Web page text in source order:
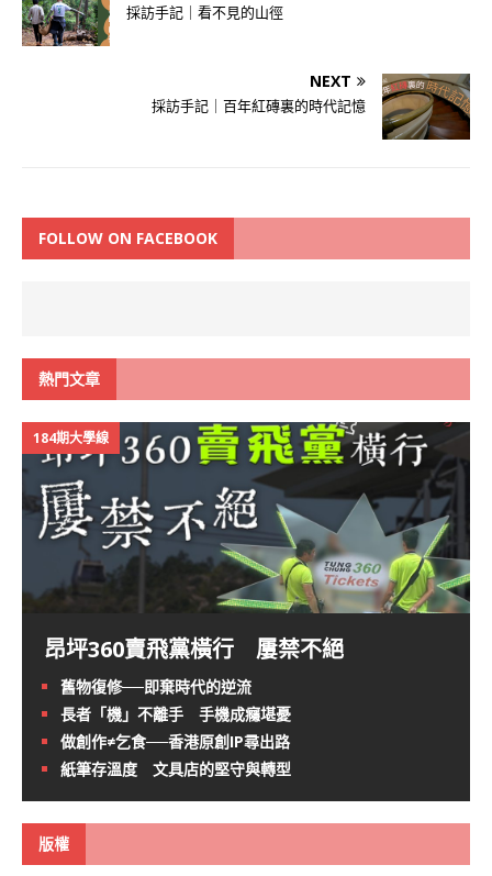
採訪手記｜看不見的山徑
NEXT
採訪手記｜百年紅磚裏的時代記憶
FOLLOW ON FACEBOOK
熱門文章
184期大學線
昂坪360賣飛黨橫行 屢禁不絕
舊物復修──即棄時代的逆流
長者「機」不離手 手機成癮堪憂
做創作≠乞食──香港原創IP尋出路
紙筆存溫度 文具店的堅守與轉型
版權